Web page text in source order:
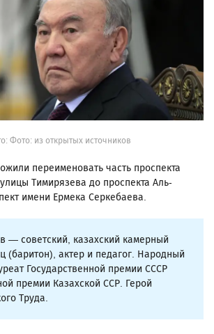
Фото: из открытых источников
переименовать часть проспекта
Тимирязева до проспекта Аль-
имени Ермека Серкебаева.
— советский, казахский камерный
(баритон), актер и педагог. Народный
Государственной премии СССР
премии Казахской ССР. Герой
Труда.